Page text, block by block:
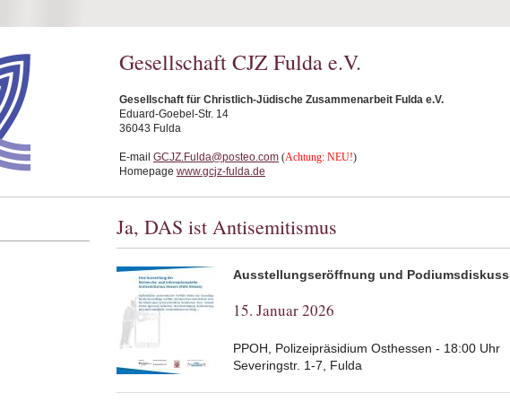
Gesellschaft CJZ Fulda e.V.
Gesellschaft für Christlich-Jüdische Zusammenarbeit Fulda e.V.
Eduard-Goebel-Str. 14
36043 Fulda
E-mail GCJZ.Fulda@posteo.com (Achtung: NEU!)
Homepage www.gcjz-fulda.de
Ja, DAS ist Antisemitismus
Ausstellungseröffnung und
15. Januar 2026
PPOH, Polizeipräsidium Osthessen - 18:00 Uhr
Severingstr. 1-7, Fulda